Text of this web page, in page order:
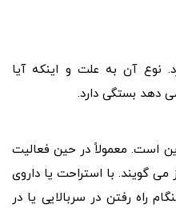
نوع آن به علت و اینکه آیا
دهد بستگی دارد.
است. معمولاً در حین فعالیت
گویند. با استراحت یا داروی
راه رفتن در سربالایی یا در